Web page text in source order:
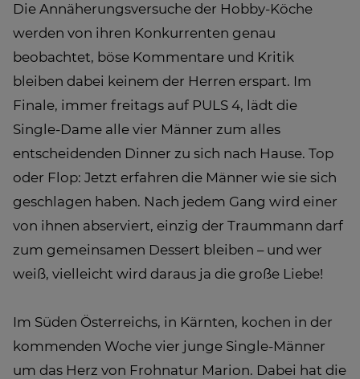
Die Annäherungsversuche der Hobby-Köche
werden von ihren Konkurrenten genau
beobachtet, böse Kommentare und Kritik
bleiben dabei keinem der Herren erspart. Im
Finale, immer freitags auf PULS 4, lädt die
Single-Dame alle vier Männer zum alles
entscheidenden Dinner zu sich nach Hause. Top
oder Flop: Jetzt erfahren die Männer wie sie sich
geschlagen haben. Nach jedem Gang wird einer
von ihnen abserviert, einzig der Traummann darf
zum gemeinsamen Dessert bleiben – und wer
weiß, vielleicht wird daraus ja die große Liebe!
Im Süden Österreichs, in Kärnten, kochen in der
kommenden Woche vier junge Single-Männer
um das Herz von Frohnatur Marion. Dabei hat die